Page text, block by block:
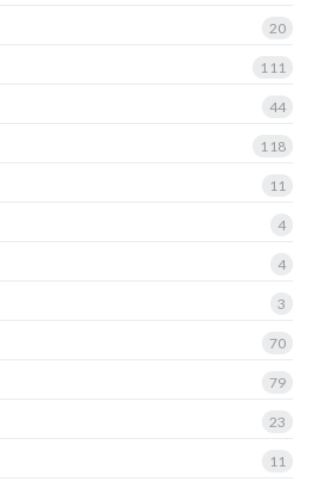
20
111
44
118
11
4
4
3
70
79
23
11